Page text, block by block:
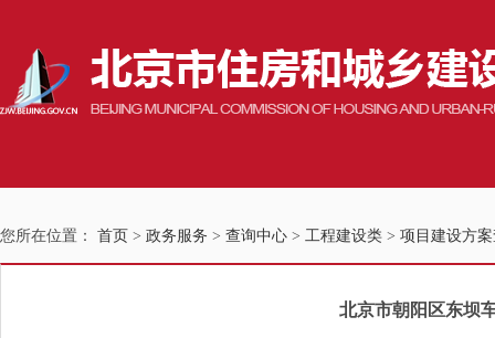
您所在位置： 首页 > 政务服务 > 查询中心 > 工程建设类 > 项目建设方
北京市朝阳区东坝